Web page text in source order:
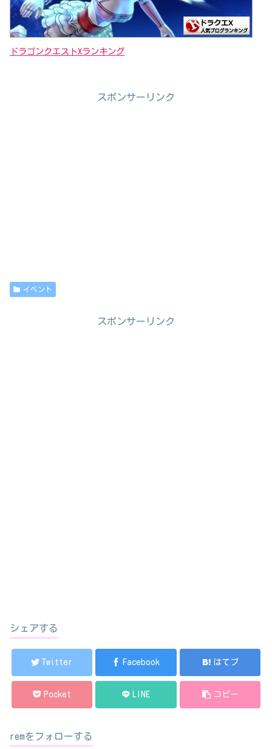
ドラゴンクエストXランキング
スポンサーリンク
イベント
スポンサーリンク
シェアする
Twitter Facebook はてブ
Pocket LINE コピー
remをフォローする